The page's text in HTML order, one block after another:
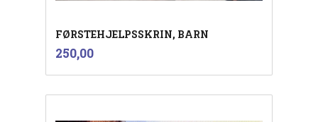
FØRSTEHJELPSSKRIN, BARN
Pris
250,00mva.